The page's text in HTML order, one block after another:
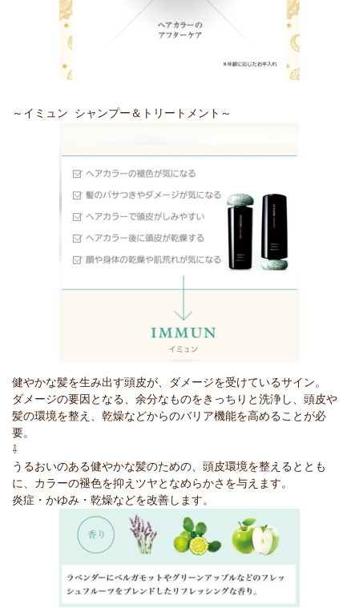
～イミュン シャンプー＆トリートメント～
健やかな髪を生み出す頭皮が、ダメージを受けているサイン。
ダメージの要因となる、余分なものをきっちりと洗浄し、頭皮や
髪の環境を整え、乾燥などからのバリア機能を高めることが必
要。
⇩
うるおいのある健やかな髪のための、頭皮環境を整えるととも
に、カラーの褪色を抑えツヤとなめらかさを与えます。
炎症・かゆみ・乾燥などを改善します。